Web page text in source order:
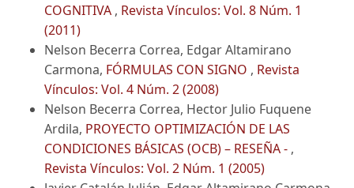
COGNITIVA , Revista Vínculos: Vol. 8 Núm. 1
(2011)
Nelson Becerra Correa, Edgar Altamirano
Carmona, FÓRMULAS CON SIGNO , Revista
Vínculos: Vol. 4 Núm. 2 (2008)
Nelson Becerra Correa, Hector Julio Fuquene
Ardila, PROYECTO OPTIMIZACIÓN DE LAS
CONDICIONES BÁSICAS (OCB) – RESEÑA - ,
Revista Vínculos: Vol. 2 Núm. 1 (2005)